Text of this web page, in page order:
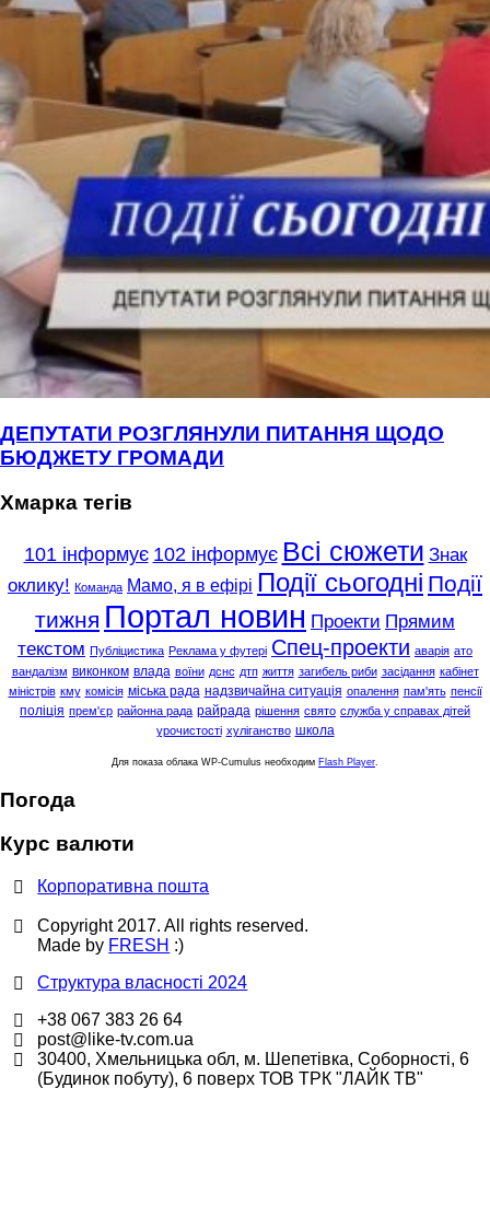
ДЕПУТАТИ РОЗГЛЯНУЛИ ПИТАННЯ ЩОДО
БЮДЖЕТУ ГРОМАДИ
Хмарка тегів
101 інформує 102 інформує Всі сюжети Знак
оклику! Команда Мамо, я в ефірі Події сьогодні Події
тижня Портал новин Проекти Прямим
текстом Публіцистика Реклама у футері Спец-проекти аварія ато
вандалізм виконком влада воїни дснс дтп життя загибель риби засідання кабінет
міністрів кму комісія міська рада надзвичайна ситуація опалення пам'ять пенсії
поліція прем'єр районна рада райрада рішення свято служба у справах дітей
урочистості хуліганство школа
Для показа облака WP-Cumulus необходим Flash Player
Погода
Курс валюти
Корпоративна пошта
Copyright 2017. All rights reserved.
Made by FRESH :)
Структура власності 2024
+38 067 383 26 64
post@like-tv.com.ua
30400, Хмельницька обл, м. Шепетівка, Соборності, 6
(Будинок побуту), 6 поверх ТОВ ТРК "ЛАЙК ТВ"